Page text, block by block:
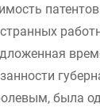
была